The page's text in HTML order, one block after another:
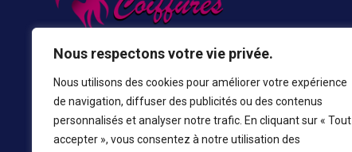
Nous respectons votre vie privée.
Nous utilisons des cookies pour améliorer votre expérience
de navigation, diffuser des publicités ou des contenus
personnalisés et analyser notre trafic. En cliquant sur « Tout
accepter », vous consentez à notre utilisation des
Les coupes de cheveux sont quelque chose qui va nous
rendre plus beau, de sorte que toutes les personnes du
monde prennent des inspirations plus stylées et plus
chaudes de notre site.